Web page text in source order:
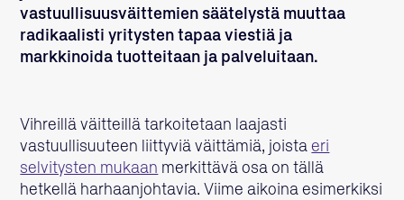
vastuullisuusväittemien säätelystä muuttaa
radikaalisti yritysten tapaa viestiä ja
markkinoida tuotteitaan ja palveluitaan.
Vihreillä väitteillä tarkoitetaan laajasti
vastuullisuuteen liittyviä väittämiä, joistaeri
selvitysten mukaan merkittävä osa on tällä
hetkellä harhaanjohtavia. Viime aikoina esimerkiksi